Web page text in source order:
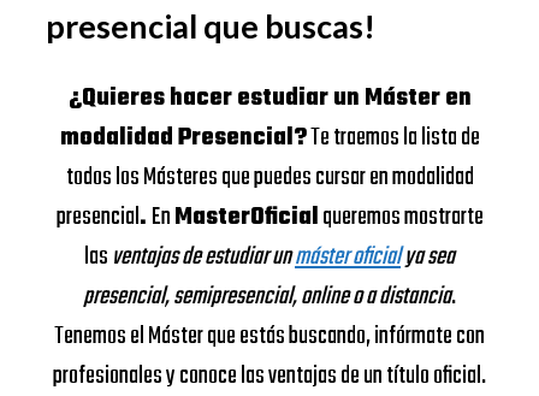
presencial que buscas!
¿Quieres hacer estudiar un Máster en
modalidad Presencial?Te traemos la lista de
todos los Másteres que puedes cursar en modalidad
presencial.EnMasterOficialqueremos mostrarte
lasventajas de estudiar unmáster oficialya sea
presencial, semipresencial, online o a distancia.
Tenemos el Máster que estás buscando, infórmate con
profesionales y conoce las ventajas de un título oficial.